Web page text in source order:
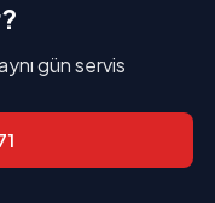
gün servis